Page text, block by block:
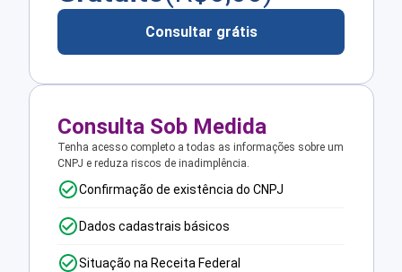
Consultar grátis
Consulta Sob Medida
Tenha acesso completo a todas as informações sobre um
CNPJ e reduza riscos de inadimplência.
Confirmação de existência do CNPJ
Dados cadastrais básicos
Situação na Receita Federal